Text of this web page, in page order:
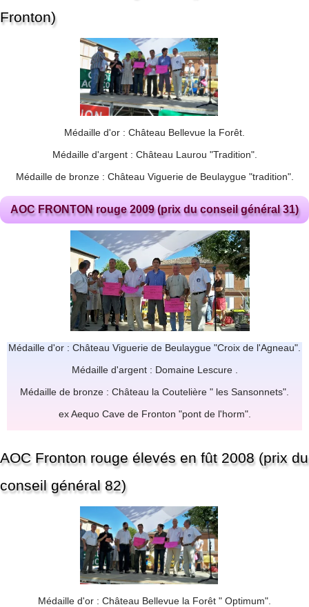
Fronton)
Médaille d'or : Château Bellevue la Forêt.
Médaille d'argent : Château Laurou "Tradition".
Médaille de bronze : Château Viguerie de Beulaygue "tradition".
AOC FRONTON rouge 2009 (prix du conseil général 31)
Médaille d'or : Château Viguerie de Beulaygue "Croix de l'Agneau".
Médaille d'argent : Domaine Lescure .
Médaille de bronze : Château la Coutelière " les Sansonnets".
ex Aequo Cave de Fronton "pont de l'horm".
AOC Fronton rouge élevés en fût 2008 (prix du
conseil général 82)
Médaille d'or : Château Bellevue la Forêt " Optimum".